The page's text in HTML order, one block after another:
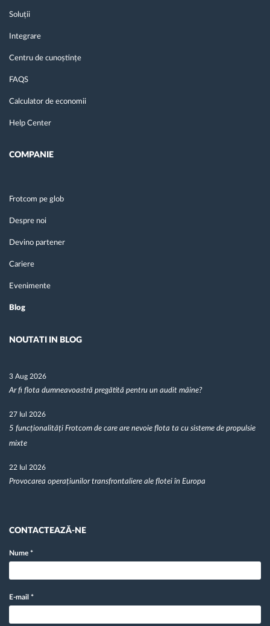
Soluții
Integrare
Centru de cunoștințe
FAQS
Calculator de economii
Help Center
COMPANIE
Frotcom pe glob
Despre noi
Devino partener
Cariere
Evenimente
Blog
NOUTATI IN BLOG
3 Aug 2026
Ar fi flota dumneavoastră pregătită pentru un audit mâine?
27 Iul 2026
5 funcționalități Frotcom de care are nevoie flota ta cu sisteme de propulsie
mixte
22 Iul 2026
Provocarea operațiunilor transfrontaliere ale flotei în Europa
CONTACTEAZĂ-NE
Nume *
E-mail *